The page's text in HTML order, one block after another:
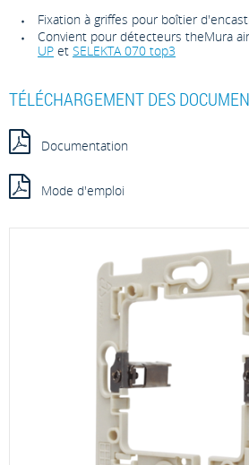
Fixation à griffes pour boîtier
Convient pour détecteurs theMura
UP et SELEKTA 070 top3
TÉLÉCHARGEMENT DES
Documentation
Mode d'emploi